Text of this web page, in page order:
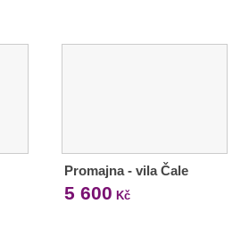
Promajna - vila Čale
5 600 Kč